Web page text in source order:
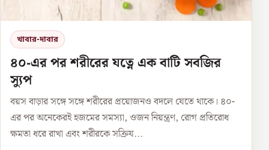
খাবার-দাবার
৪০-এর পর শরীরের যত্নে এক বাটি সবজির
স্যুপ
বয়স বাড়ার সঙ্গে সঙ্গে শরীরের প্রয়োজনও বদলে যেতে থাকে। ৪০-
এর পর অনেকেরই হজমের সমস্যা, ওজন নিয়ন্ত্রণ, রোগ প্রতিরোধ
ক্ষমতা ধরে রাখা এবং শরীরকে সক্রিয...